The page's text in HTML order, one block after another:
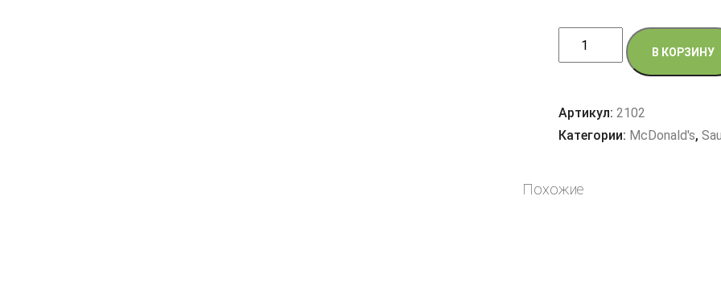
Количество
товара
В КОРЗИНУ
Артикул:2102
Категории: McDonald's,
Похожие